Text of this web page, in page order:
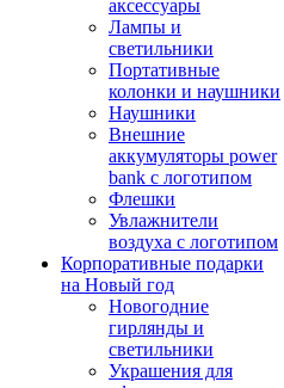
аксессуары
Лампы и
светильники
Портативные
колонки и наушники
Наушники
Внешние
аккумуляторы power
bank с логотипом
Флешки
Увлажнители
воздуха с логотипом
Корпоративные подарки
на Новый год
Новогодние
гирлянды и
светильники
Украшения для